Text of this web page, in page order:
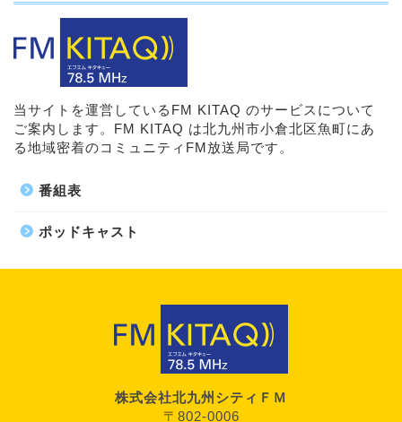
当サイトを運営しているFM KITAQ のサービスについて
ご案内します。FM KITAQ は北九州市小倉北区魚町にあ
る地域密着のコミュニティFM放送局です。
番組表
ポッドキャスト
株式会社北九州シティＦＭ
〒802-0006